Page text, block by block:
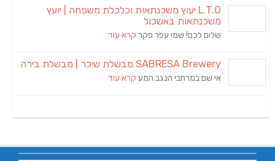
L.T.O יעוץ משכנתאות וכלכלת משפחה | יועץ
משכנתאות באשכול
שלום לכם! שמי עפר פקר קרא עוד
SABRESA Brewery מבשלת שיכר | מבשלת בירה
אי שם במרחבי הנגב המע קרא עוד